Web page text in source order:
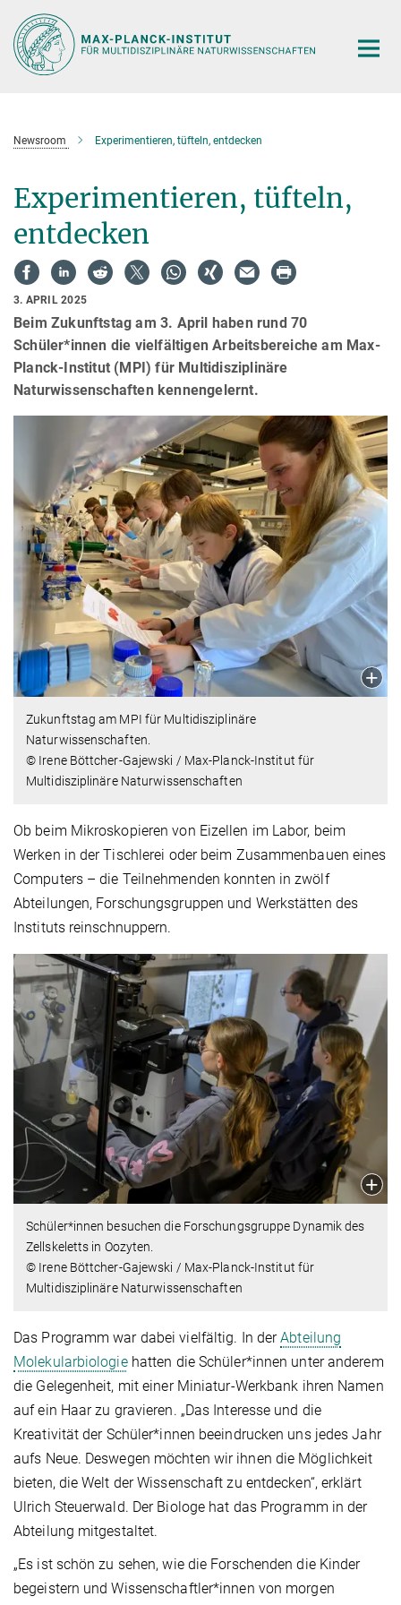
Hauptinhalt
Newsroom Experimentieren, tüfteln, entdecken
Experimentieren, tüfteln,
entdecken
3. APRIL 2025
Beim Zukunftstag am 3. April haben rund 70
Schüler*innen die vielfältigen Arbeitsbereiche am Max-
Planck-Institut (MPI) für Multidisziplinäre
Naturwissenschaften kennengelernt.
Zukunftstag am MPI für Multidisziplinäre
Naturwissenschaften.
© Irene Böttcher-Gajewski / Max-Planck-Institut für
Multidisziplinäre Naturwissenschaften
Ob beim Mikroskopieren von Eizellen im Labor, beim
Werken in der Tischlerei oder beim Zusammenbauen eines
Computers – die Teilnehmenden konnten in zwölf
Abteilungen, Forschungsgruppen und Werkstätten des
Instituts reinschnuppern.
Schüler*innen besuchen die Forschungsgruppe Dynamik des
Zellskeletts in Oozyten.
© Irene Böttcher-Gajewski / Max-Planck-Institut für
Multidisziplinäre Naturwissenschaften
Das Programm war dabei vielfältig. In derAbteilung
Molekularbiologiehatten die Schüler*innen unter anderem
die Gelegenheit, mit einer Miniatur-Werkbank ihren Namen
auf ein Haar zu gravieren. „Das Interesse und die
Kreativität der Schüler*innen beeindrucken uns jedes Jahr
aufs Neue. Deswegen möchten wir ihnen die Möglichkeit
bieten, die Welt der Wissenschaft zu entdecken“, erklärt
Ulrich Steuerwald. Der Biologe hat das Programm in der
Abteilung mitgestaltet.
„Es ist schön zu sehen, wie die Forschenden die Kinder
begeistern und Wissenschaftler*innen von morgen